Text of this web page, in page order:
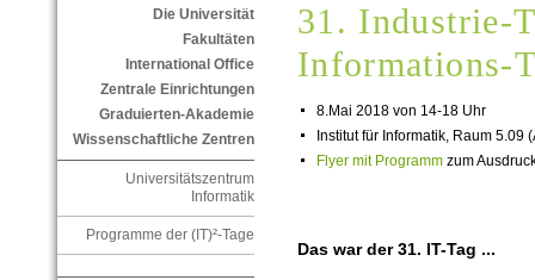
Die Universität
Fakultäten
International Office
Zentrale Einrichtungen
Graduierten-Akademie
Wissenschaftliche Zentren
Universitätszentrum
Informatik
Programme der (IT)²-Tage
31. Industrie-
Informations-
8.Mai 2018 von 14-18 Uhr
Institut für Informatik, Raum 5.09
Flyer mit Programmzum
Das war der 31. IT-Tag ...